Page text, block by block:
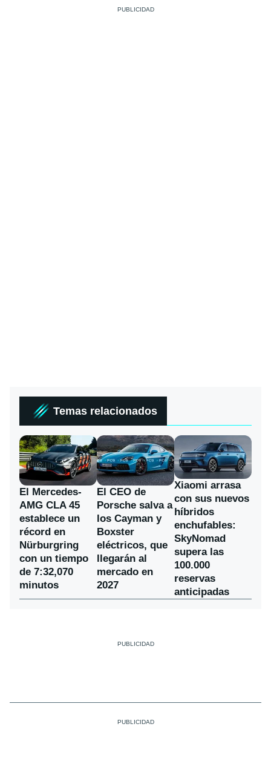
Temas relacionados
El Mercedes-
AMG CLA 45
establece un
récord en
Nürburgring
con un tiempo
de 7:32,070
minutos
El CEO de
Porsche salva a
los Cayman y
Boxster
eléctricos, que
llegarán al
mercado en
2027
Xiaomi arrasa
con sus nuevos
híbridos
enchufables:
SkyNomad
supera las
100.000
reservas
anticipadas